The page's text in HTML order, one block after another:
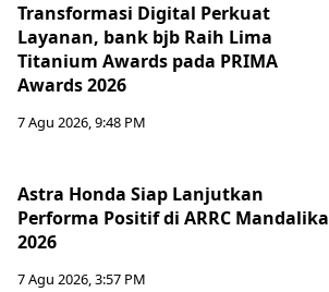
Transformasi Digital Perkuat
Layanan, bank bjb Raih Lima
Titanium Awards pada PRIMA
Awards 2026
7 Agu 2026, 9:48 PM
Astra Honda Siap Lanjutkan
Performa Positif di ARRC Mandalika
2026
7 Agu 2026, 3:57 PM